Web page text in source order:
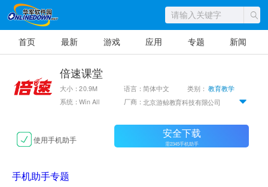
首页 最新 游戏 应用 专题 新闻
倍速课堂
大小：20.9M 语言：简体中文 类别：教育教学
系统：Win All
厂商：北京游鲸教育科技有限公司
使用手机助手 安全下载
需2345手机助手
手机助手专题